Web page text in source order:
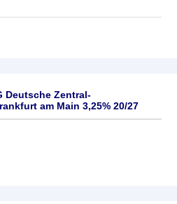
Deutsche Zentral-
am Main 3,25% 20/27